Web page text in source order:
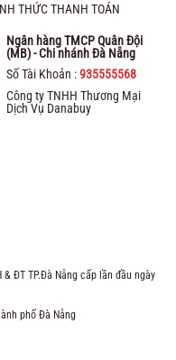
THỨC THANH TOÁN
Ngân hàng TMCP Quân Đội
(MB) - Chi nhánh Đà Nẵng
Số Tài Khoản :935555568
Công ty TNHH Thương Mại
Dịch Vụ Danabuy
& ĐT TP.Đà Nẵng cấp lần đầu ngày
phố Đà Nẵng